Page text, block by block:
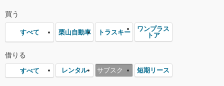
買う
すべて 栗山自動車 トラスキー
ワンプラス
トア
借りる
すべて レンタル サブスク 短期リース